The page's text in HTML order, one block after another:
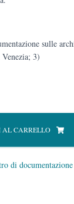
sulle
3)
AL CARRELLO
di